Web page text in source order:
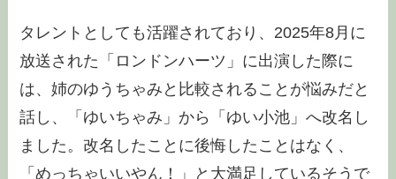
タレントとしても活躍されており、2025年8月に
放送された「ロンドンハーツ」に出演した際に
は、姉のゆうちゃみと比較されることが悩みだと
話し、「ゆいちゃみ」から「ゆい小池」へ改名し
ました。改名したことに後悔したことはなく、
「めっちゃいいやん！」と大満足しているそうで